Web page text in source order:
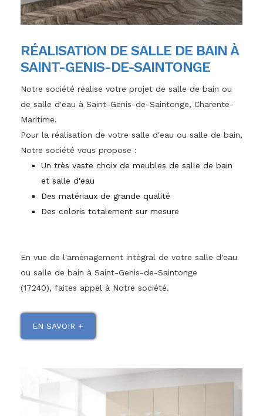
RÉALISATION DE SALLE DE BAIN À
SAINT-GENIS-DE-SAINTONGE
Notre société réalise votre projet de salle de bain ou
de salle d'eau à Saint-Genis-de-Saintonge, Charente-
Maritime.
Pour la réalisation de votre salle d'eau ou salle de bain,
Notre société vous propose :
Un très vaste choix de meubles de salle de bain
et salle d'eau
Des matériaux de grande qualité
Des coloris totalement sur mesure
En vue de l'aménagement intégral de votre salle d'eau
ou salle de bain à Saint-Genis-de-Saintonge
(17240), faites appel à Notre société.
EN SAVOIR +